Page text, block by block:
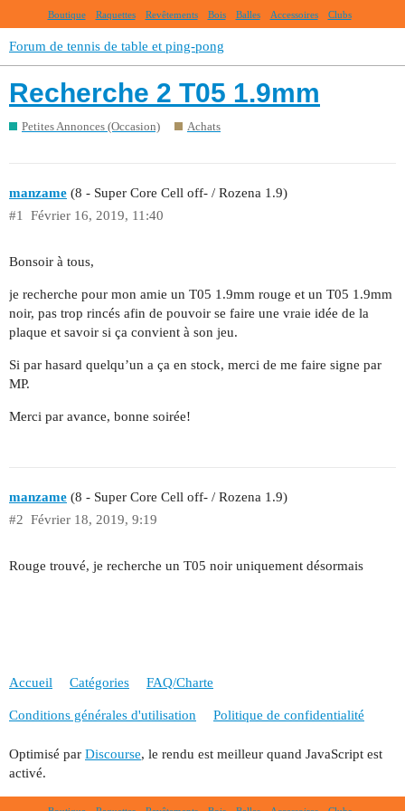
Boutique Raquettes Revêtements Bois Balles Accessoires Clubs
Forum de tennis de table et ping-pong
Recherche 2 T05 1.9mm
Petites Annonces (Occasion) Achats
manzame (8 - Super Core Cell off- / Rozena 1.9)
Février 16, 2019, 11:40
#1
Bonsoir à tous,
je recherche pour mon amie un T05 1.9mm rouge et un T05 1.9mm
noir, pas trop rincés afin de pouvoir se faire une vraie idée de la
plaque et savoir si ça convient à son jeu.
Si par hasard quelqu’un a ça en stock, merci de me faire signe par
MP.
Merci par avance, bonne soirée!
manzame (8 - Super Core Cell off- / Rozena 1.9)
Février 18, 2019, 9:19
#2
Rouge trouvé, je recherche un T05 noir uniquement désormais
Accueil Catégories FAQ/Charte
Conditions générales d'utilisation Politique de confidentialité
Optimisé par Discourse, le rendu est meilleur quand JavaScript est
activé.